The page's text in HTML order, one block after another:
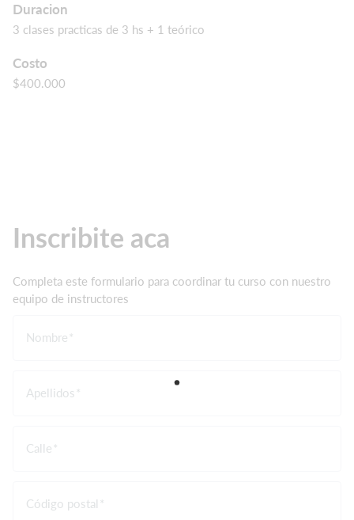
Duracion
3 clases practicas de 3 hs + 1 teórico
Costo
$400.000
Inscribite aca
Completa este formulario para coordinar tu curso con nuestro
equipo de instructores
Nombre
Apellidos
Calle
Código postal